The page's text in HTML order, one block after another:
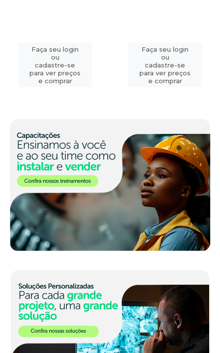
Faça seu login
ou
cadastre-se
para ver preços
e comprar
Faça seu login
ou
cadastre-se
para ver preços
e comprar